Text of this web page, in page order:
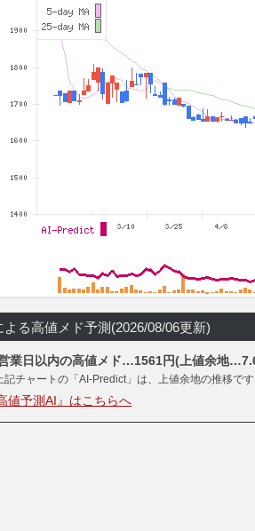
よる高値メド予測(2026/08/06更新)
業日以内の高値メド…1561円(上値余地
チャートの「AI-Predict」は、上値余地の推移です
値予測AI』はこちらへ